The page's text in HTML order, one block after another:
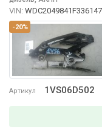
-20%
Артикул 1VS06D502
VIN: WDC2049841F336147